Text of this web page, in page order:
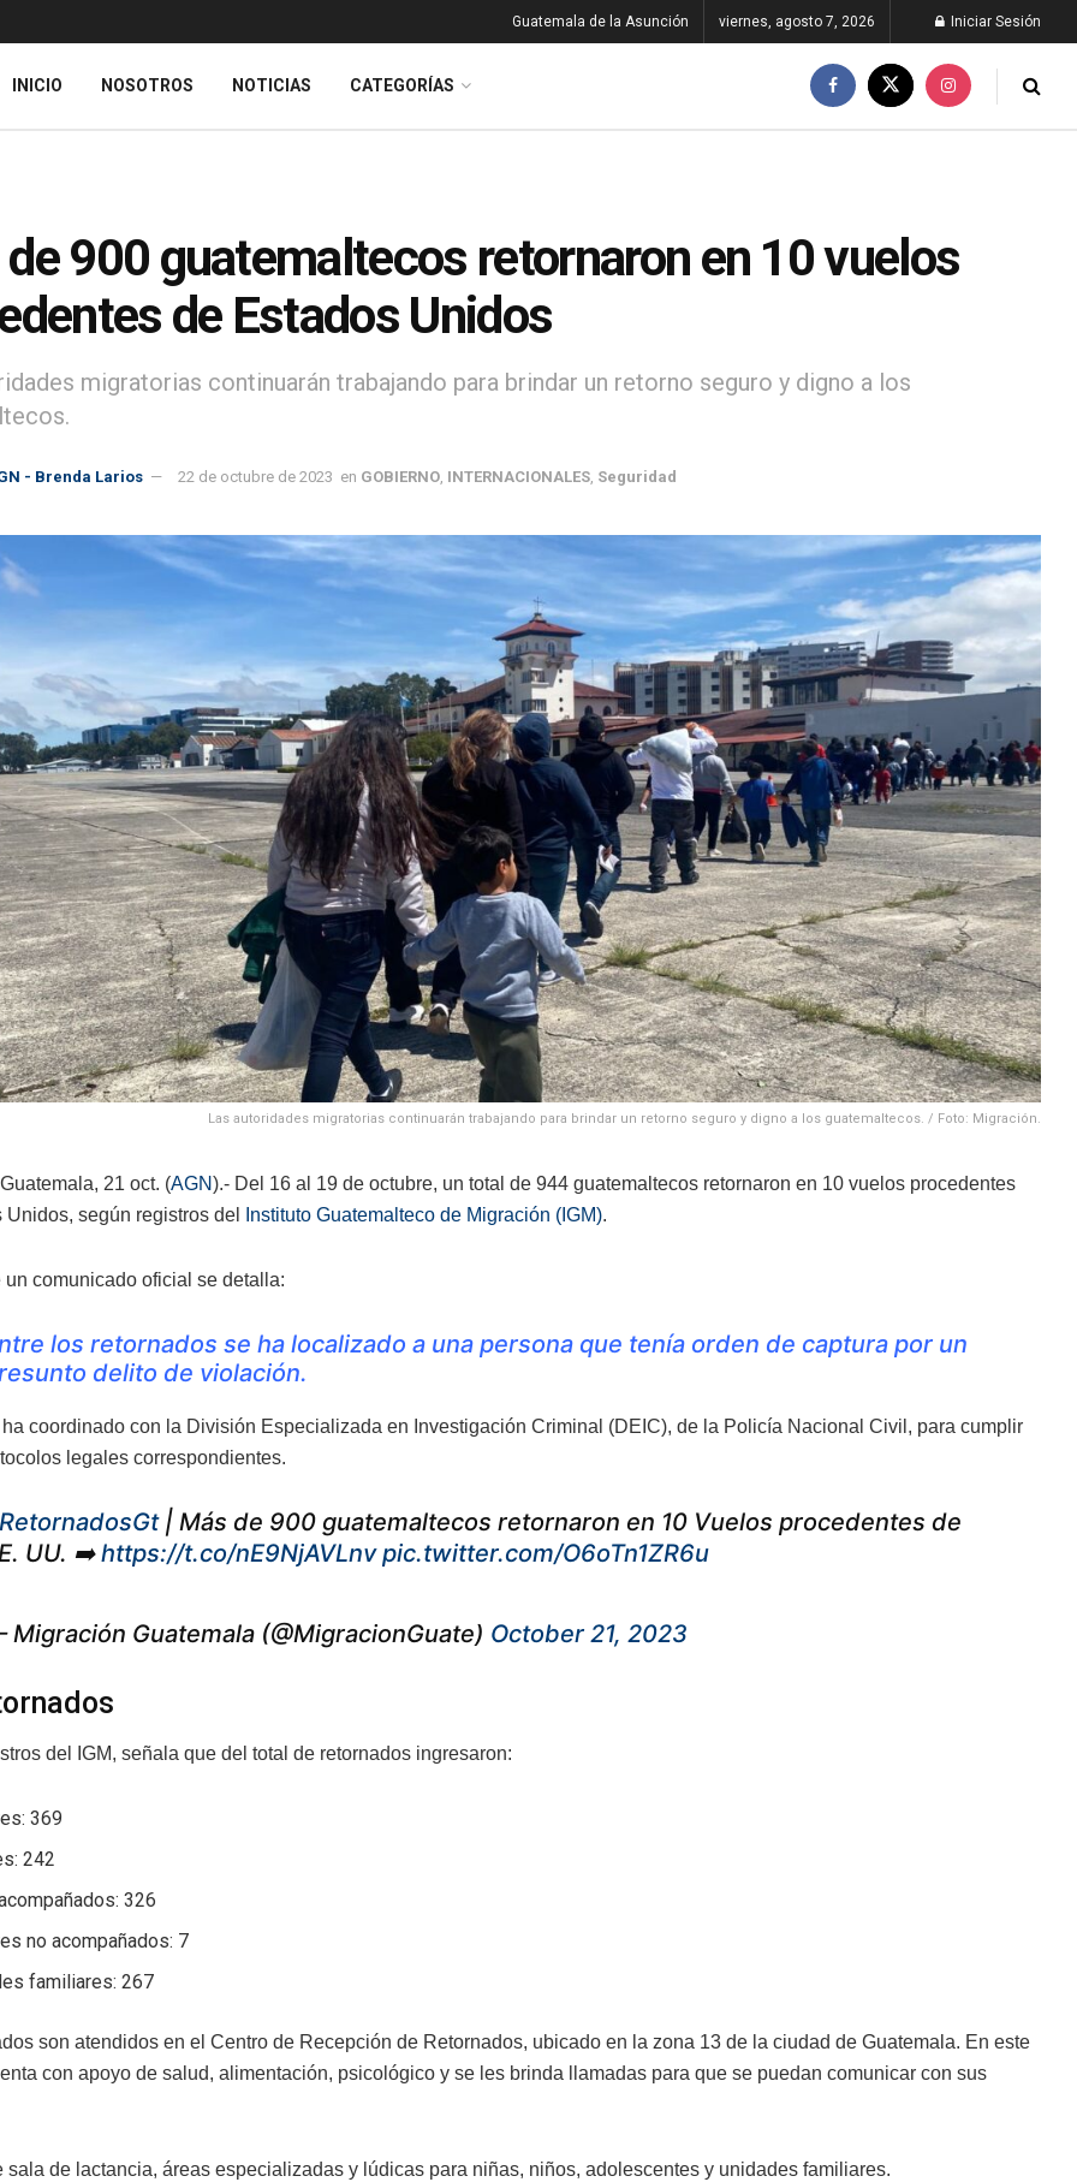
Guatemala de la Asunción viernes, agosto 7, 2026 Iniciar Sesión
INICIO NOSOTROS NOTICIAS CATEGORÍAS
900 guatemaltecos retornaron en 10 vuelos
de Estados Unidos
migratorias continuarán trabajando para brindar un retorno seguro y digno a los
- Brenda Larios 22 de octubre de 2023 en GOBIERNO INTERNACIONALES Seguridad
Las autoridades migratorias continuarán trabajando para brindar un retorno seguro y digno a los guatemaltecos. / Foto: Migración.
21 oct. (AGN).- Del 16 al 19 de octubre, un total de 944 guatemaltecos retornaron en 10 vuelos procedentes
Unidos, según registros del
Instituto Guatemalteco de Migración (IGM).
un comunicado oficial se detalla:
los retornados se ha localizado a una persona que tenía orden de captura por un
delito de violación.
ha coordinado con la División Especializada en Investigación Criminal (DEIC), de la Policía Nacional Civil, para cumplir
legales correspondientes.
| Más de 900 guatemaltecos retornaron en 10 Vuelos procedentes de
UU. ➡️https://t.co/nE9NjAVLnv pic.twitter.com/O6oTn1ZR6u
Guatemala (@MigracionGuate) October 21, 2023
del IGM, señala que del total de retornados ingresaron:
369
242
326
no acompañados: 7
familiares: 267
son atendidos en el Centro de Recepción de Retornados, ubicado en la zona 13 de la ciudad de Guatemala. En este
con apoyo de salud, alimentación, psicológico y se les brinda llamadas para que se puedan comunicar con sus
sala de lactancia, áreas especializadas y lúdicas para niñas, niños, adolescentes y unidades familiares.